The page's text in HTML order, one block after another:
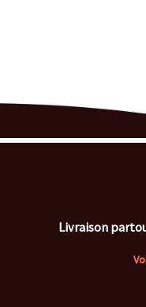
Livraison